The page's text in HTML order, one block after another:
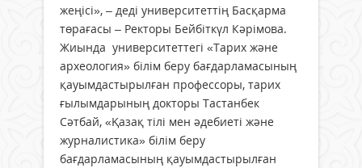
жеңісі», – деді университеттің Басқарма
төрағасы – Ректоры Бейбіткүл Кәрімова.
Жиында университеттегі «Тарих және
археология» білім беру бағдарламасының
қауымдастырылған профессоры, тарих
ғылымдарының докторы Тастанбек
Сәтбай, «Қазақ тілі мен әдебиеті және
журналистика» білім беру
бағдарламасының қауымдастырылған